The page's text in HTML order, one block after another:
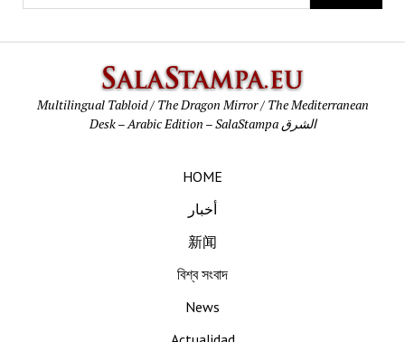
Multilingual Tabloid / The Dragon Mirror / The Mediterranean
Desk – Arabic Edition – SalaStampa الشرق
HOME
أخبار
新闻
বিশ্ব সংবাদ
News